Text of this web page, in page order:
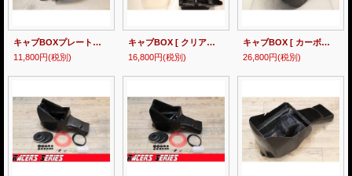
キャブBOXプレート [ カーボン ] MC21・28
11,800円(税別)
キャブBOX [ クリアゲル / 黒ゲル ] MC18
16,800円(税別)
キャブBOX [ カーボン ] MC18
26,800円(税別)